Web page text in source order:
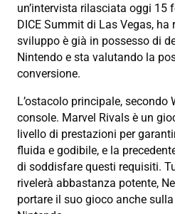
un’intervista rilasciata oggi 15
DICE Summit di Las Vegas,
sviluppo è già in possesso di
Nintendo e sta valutando la
conversione.
L’ostacolo principale, secondo
console. Marvel Rivals è un
livello di prestazioni per
fluida e godibile, e la
di soddisfare questi requisiti.
rivelerà abbastanza potente,
portare il suo gioco anche